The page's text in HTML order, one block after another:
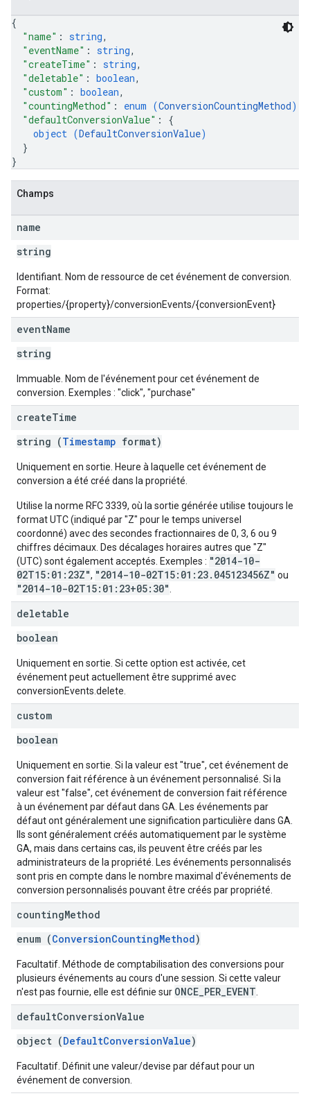
{
"name" : string,
"eventName" : string,
"createTime" : string,
"deletable" : boolean,
"custom" : boolean,
"countingMethod" : enum (ConversionCountingMethod)
"defaultConversionValue" : {
object (DefaultConversionValue)
}
}
Champs
name
string
Identifiant. Nom de ressource de cet événement de conversion.
Format:
properties/{property}/conversionEvents/{conversionEvent}
eventName
string
Immuable. Nom de l'événement pour cet événement de
conversion. Exemples : "click", "purchase"
createTime
string (Timestamp format)
Uniquement en sortie. Heure à laquelle cet événement de
conversion a été créé dans la propriété.
Utilise la norme RFC 3339, où la sortie générée utilise toujours le
format UTC (indiqué par "Z" pour le temps universel
coordonné) avec des secondes fractionnaires de 0, 3, 6 ou 9
chiffres décimaux. Des décalages horaires autres que "Z"
(UTC) sont également acceptés. Exemples : "2014-10-
02T15:01:23Z", "2014-10-02T15:01:23.045123456Z" ou
"2014-10-02T15:01:23+05:30"
deletable
boolean
Uniquement en sortie. Si cette option est activée, cet
événement peut actuellement être supprimé avec
conversionEvents.delete.
custom
boolean
Uniquement en sortie. Si la valeur est "true", cet événement de
conversion fait référence à un événement personnalisé. Si la
valeur est "false", cet événement de conversion fait référence
à un événement par défaut dans GA. Les événements par
défaut ont généralement une signification particulière dans GA.
Ils sont généralement créés automatiquement par le système
GA, mais dans certains cas, ils peuvent être créés par les
administrateurs de la propriété. Les événements personnalisés
sont pris en compte dans le nombre maximal d'événements de
conversion personnalisés pouvant être créés par propriété.
countingMethod
enum (ConversionCountingMethod)
Facultatif. Méthode de comptabilisation des conversions pour
plusieurs événements au cours d'une session. Si cette valeur
n'est pas fournie, elle est définie sur ONCE_PER_EVENT
defaultConversionValue
object (DefaultConversionValue)
Facultatif. Définit une valeur/devise par défaut pour un
événement de conversion.